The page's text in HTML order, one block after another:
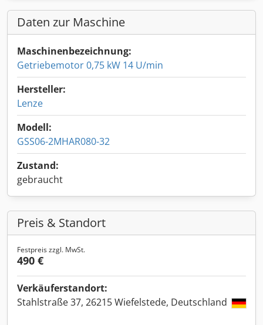
Daten zur Maschine
Maschinenbezeichnung:
Getriebemotor 0,75 kW 14 U/min
Hersteller:
Lenze
Modell:
GSS06-2MHAR080-32
Zustand:
gebraucht
Preis & Standort
Festpreis zzgl. MwSt.
490 €
Verkäuferstandort:
Stahlstraße 37, 26215 Wiefelstede, Deutschland